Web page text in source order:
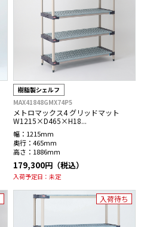
樹脂製シェルフ
MAX41848GMX74P5
メトロマックス4 グリッドマット
W1215×D465×H18...
幅： 1215mm
奥行： 465mm
高さ： 1886mm
179,300円（税込）
入荷予定日： 未定
入荷待ち